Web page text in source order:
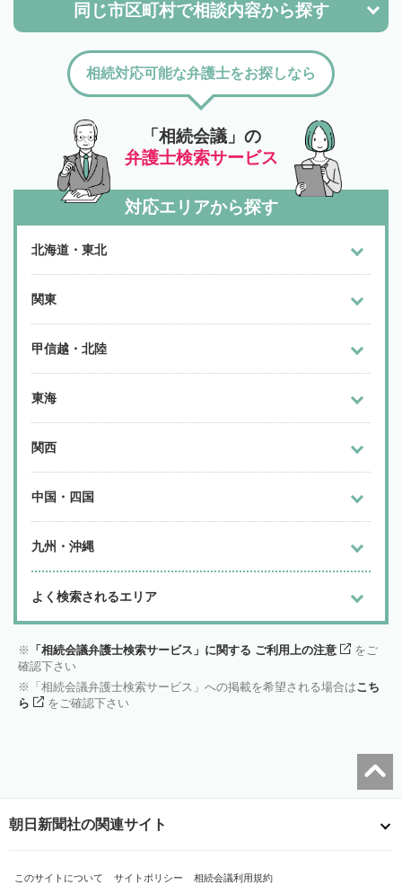
同じ市区町村で相談内容から探す
「相続会議」の
弁護士検索サービス
相続対応可能な弁護士をお探しなら
対応エリアから探す
北海道・東北
関東
甲信越・北陸
東海
関西
中国・四国
九州・沖縄
よく検索されるエリア
「相続会議弁護士検索サービス」に関する ご利用上の注意
をご
確認下さい
「相続会議弁護士検索サービス」への掲載を希望される場合はこち
ら
をご確認下さい
朝日新聞社の関連サイト
このサイトについて サイトポリシー 相続会議利用規約